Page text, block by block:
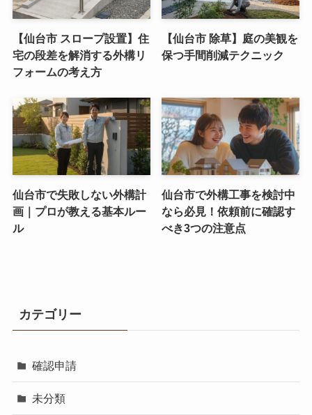
【仙台市 スロープ設置】住
宅の段差を解消する外構リ
フォームの考え方
【仙台市 除草】庭の美観を
保つ手間削減テクニック
仙台市で失敗しない外構計
画｜プロが教える基本ルー
ル
仙台市で外構工事を検討中
なら必見！依頼前に確認す
べき3つの注意点
カテゴリー
確認申請
未分類